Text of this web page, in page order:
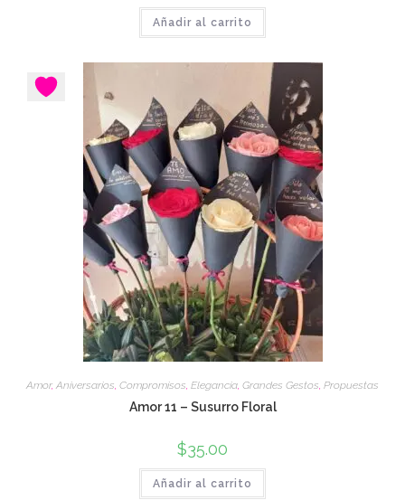
Añadir al carrito
Amor, Aniversarios Compromisos Elegancia Grandes Gestos Propuestas
Amor 11 – Susurro Floral
$35.00
Añadir al carrito